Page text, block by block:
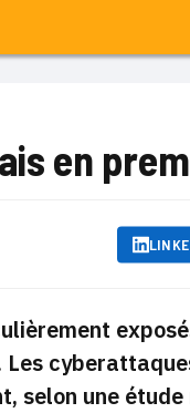
en
Les
selon une étude